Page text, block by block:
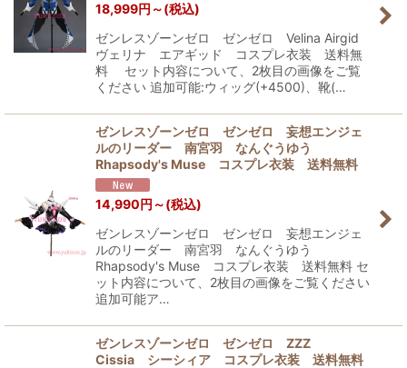
18,999円 ～(税込)
ゼンレスゾーンゼロ ゼンゼロ Velina Airgid
ヴェリナ エアギッド コスプレ衣装 送料無
料 セット内容について、2枚目の画像をご覧
ください 追加可能:ウィッグ(+4500)、靴(…
ゼンレスゾーンゼロ ゼンゼロ 妄想エンジェ
ルのリーダー 南宮羽 なんぐうゆう
Rhapsody's Muse コスプレ衣装 送料無料
14,990円 ～(税込)
ゼンレスゾーンゼロ ゼンゼロ 妄想エンジェ
ルのリーダー 南宮羽 なんぐうゆう
Rhapsody's Muse コスプレ衣装 送料無料 セ
ット内容について、2枚目の画像をご覧ください
追加可能ア…
ゼンレスゾーンゼロ ゼンゼロ ZZZ
Cissia シーシィア コスプレ衣装 送料無料